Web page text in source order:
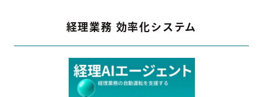
経理業務 効率化システム